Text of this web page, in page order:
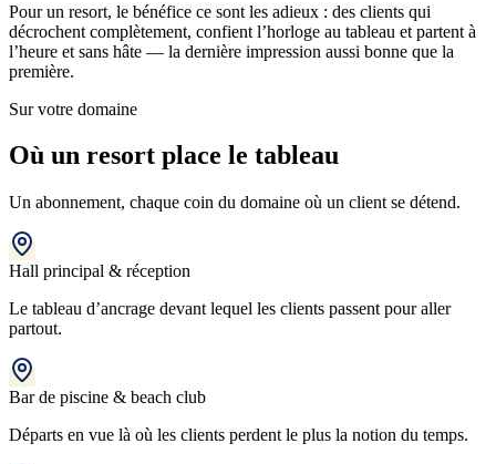
Pour un resort, le bénéfice ce sont les adieux : des clients qui
décrochent complètement, confient l’horloge au tableau et partent à
l’heure et sans hâte — la dernière impression aussi bonne que la
première.
Sur votre domaine
Où un resort place le tableau
Un abonnement, chaque coin du domaine où un client se détend.
Hall principal & réception
Le tableau d’ancrage devant lequel les clients passent pour aller
partout.
Bar de piscine & beach club
Départs en vue là où les clients perdent le plus la notion du temps.